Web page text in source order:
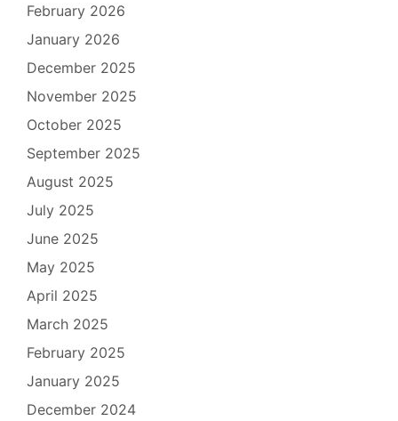
February 2026
January 2026
December 2025
November 2025
October 2025
September 2025
August 2025
July 2025
June 2025
May 2025
April 2025
March 2025
February 2025
January 2025
December 2024